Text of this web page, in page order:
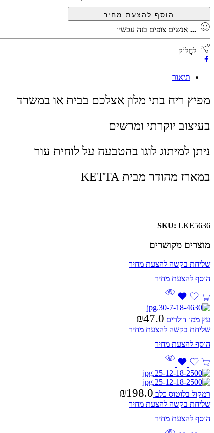
... אנשים צופים בזה עכשיו
לַחֲלוֹק
תיאור
מפיץ ריח בתי מלון אצלכם בבית או במשרד
בעיצוב יוקרתי ומרשים
ניתן למיתוג לוגו בהטבעה על לוחית עור
במארז מהודר מבית KETTA
SKU: LKE5636
מוצרים מקושרים
שליחת בקשה להצעת מחיר
עץ ממו דולרים ₪47.0
שליחת בקשה להצעת מחיר
רמקול בלוטוס כלב ₪198.0
שליחת בקשה להצעת מחיר